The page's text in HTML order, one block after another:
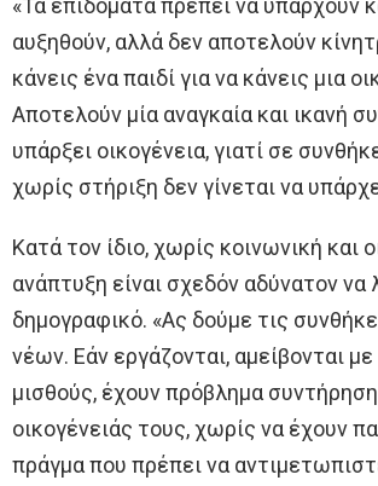
«Τα επιδόματα πρέπει να υπάρχουν
αυξηθούν, αλλά δεν αποτελούν
κάνεις ένα παιδί για να κάνεις μια
Αποτελούν μία αναγκαία και ικανή
υπάρξει οικογένεια, γιατί σε
χωρίς στήριξη δεν γίνεται να
Κατά τον ίδιο, χωρίς κοινωνική και
ανάπτυξη είναι σχεδόν αδύνατον να
δημογραφικό. «Ας δούμε τις
νέων. Εάν εργάζονται, αμείβονται
μισθούς, έχουν πρόβλημα
οικογένειάς τους, χωρίς να έχουν
πράγμα που πρέπει να